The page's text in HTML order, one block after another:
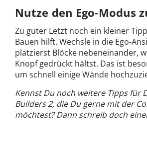
Nutze den Ego-Modus
Zu guter Letzt noch ein kleiner
Bauen hilft. Wechsle in die Ego-
platzierst Blöcke nebeneinander,
Knopf gedrückt hältst. Das ist
um schnell einige Wände
Kennst Du noch weitere Tipps für
Builders 2, die Du gerne mit der
möchtest? Dann schreib doch